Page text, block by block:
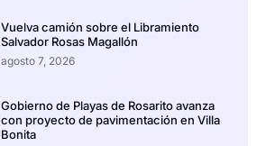
Vuelva camión sobre el Libramiento
Salvador Rosas Magallón
agosto 7, 2026
Gobierno de Playas de Rosarito avanza
con proyecto de pavimentación en Villa
Bonita